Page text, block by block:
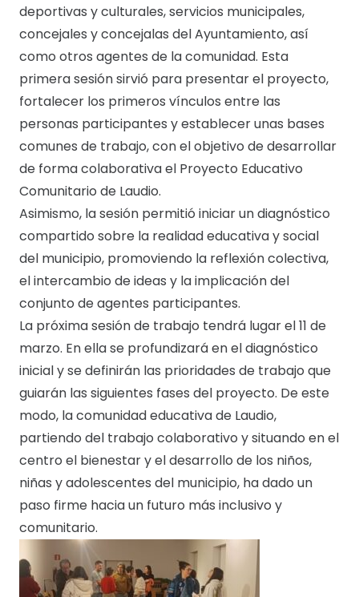
deportivas y culturales, servicios municipales,
concejales y concejalas del Ayuntamiento, así
como otros agentes de la comunidad. Esta
primera sesión sirvió para presentar el proyecto,
fortalecer los primeros vínculos entre las
personas participantes y establecer unas bases
comunes de trabajo, con el objetivo de desarrollar
de forma colaborativa el Proyecto Educativo
Comunitario de Laudio.
Asimismo, la sesión permitió iniciar un diagnóstico
compartido sobre la realidad educativa y social
del municipio, promoviendo la reflexión colectiva,
el intercambio de ideas y la implicación del
conjunto de agentes participantes.
La próxima sesión de trabajo tendrá lugar el 11 de
marzo. En ella se profundizará en el diagnóstico
inicial y se definirán las prioridades de trabajo que
guiarán las siguientes fases del proyecto. De este
modo, la comunidad educativa de Laudio,
partiendo del trabajo colaborativo y situando en el
centro el bienestar y el desarrollo de los niños,
niñas y adolescentes del municipio, ha dado un
paso firme hacia un futuro más inclusivo y
comunitario.